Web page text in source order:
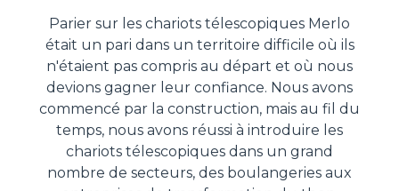
Parier sur les chariots télescopiques Merlo
était un pari dans un territoire difficile où ils
n'étaient pas compris au départ et où nous
devions gagner leur confiance. Nous avons
commencé par la construction, mais au fil du
temps, nous avons réussi à introduire les
chariots télescopiques dans un grand
nombre de secteurs, des boulangeries aux